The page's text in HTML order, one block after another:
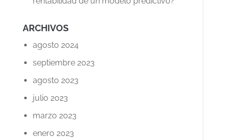
ARCHIVOS
agosto 2024
septiembre 2023
agosto 2023
julio 2023
marzo 2023
enero 2023